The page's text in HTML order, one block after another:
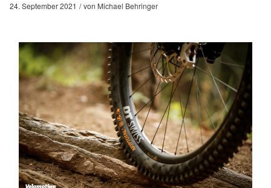
24. September 2021 von Michael Behringer